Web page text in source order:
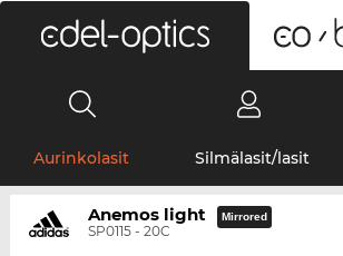
Aurinkolasit Silmälasit/lasit
Anemos light
SP0115 - 20C
Mirrored